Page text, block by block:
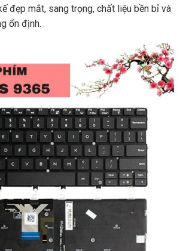
đẹp mắt, sang trọng, chất liệu bền bỉ và
ổn định.